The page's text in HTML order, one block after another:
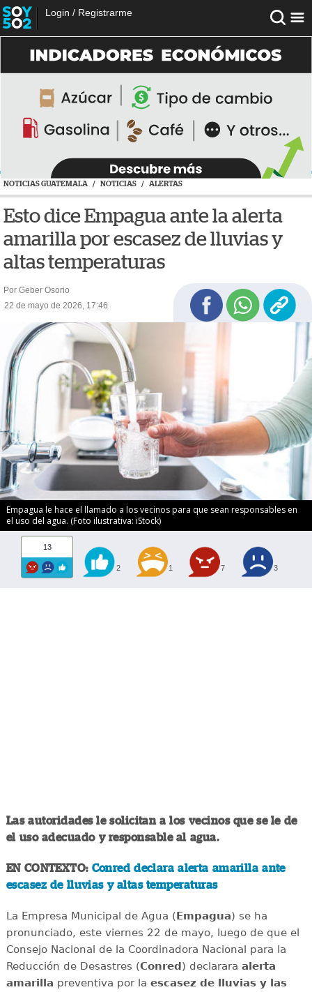
Login / Registrarme
NOTICIAS GUATEMALA / NOTICIAS / ALERTAS
Esto dice Empagua ante la alerta
amarilla por escasez de lluvias y
altas temperaturas
Por Geber Osorio
22 de mayo de 2026, 17:46
Empagua le hace el llamado a los vecinos para que sean responsables en
el uso del agua. (Foto ilustrativa: iStock)
13
2 1 7 3
Las autoridades le solicitan a los vecinos que se le de
el uso adecuado y responsable al agua.
EN CONTEXTO: Conred declara alerta amarilla ante
escasez de lluvias y altas temperaturas
La Empresa Municipal de Agua (Empagua) se ha
pronunciado, este viernes 22 de mayo, luego de que el
Consejo Nacional de la Coordinadora Nacional para la
Reducción de Desastres (Conred) declarara alerta
amarilla preventiva por la escasez de lluvias y las